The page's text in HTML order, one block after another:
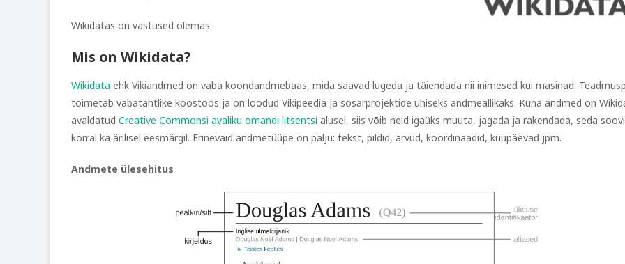
Wikidatas on vastused olemas.
Mis on Wikidata?
Wikidata ehk Vikiandmed on vaba koondandmebaas, mida saavad lugeda ja täiendada nii inimesed kui masinad.
toimetab vabatahtlike koostöös ja on loodud Vikipeedia ja sõsarprojektide ühiseks andmeallikaks. Kuna andmed on
avaldatud Creative Commonsi avaliku omandi litsentsi alusel, siis võib neid igaüks muuta, jagada ja rakendada, seda soovi
korral ka ärilisel eesmärgil. Erinevaid andmetüüpe on palju: tekst, pildid, arvud, koordinaadid, kuupäevad jpm.
Andmete ülesehitus